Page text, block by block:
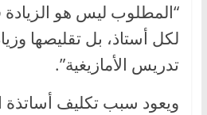
“المطلوب ليس هو الزيادة
لكل أستاذ، بل تقليصها
تدريس الأمازيغية”.
ويعود سبب تكليف أساتذة